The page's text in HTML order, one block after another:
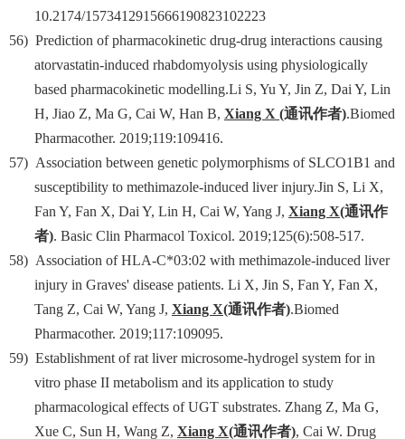
10.2174/1573412915666190823102223
56) Prediction of pharmacokinetic drug-drug interactions causing
atorvastatin-induced rhabdomyolysis using physiologically
based pharmacokinetic modelling.Li S, Yu Y, Jin Z, Dai Y, Lin
H, Jiao Z, Ma G, Cai W, Han B, Xiang X (通讯作者).Biomed
Pharmacother. 2019;119:109416.
57) Association between genetic polymorphisms of SLCO1B1 and
susceptibility to methimazole-induced liver injury.Jin S, Li X,
Fan Y, Fan X, Dai Y, Lin H, Cai W, Yang J, Xiang X(通讯作
者). Basic Clin Pharmacol Toxicol. 2019;125(6):508-517.
58) Association of HLA-C*03:02 with methimazole-induced liver
injury in Graves' disease patients. Li X, Jin S, Fan Y, Fan X,
Tang Z, Cai W, Yang J, Xiang X(通讯作者).Biomed
Pharmacother. 2019;117:109095.
59) Establishment of rat liver microsome-hydrogel system for in
vitro phase II metabolism and its application to study
pharmacological effects of UGT substrates. Zhang Z, Ma G,
Xue C, Sun H, Wang Z, Xiang X(通讯作者), Cai W. Drug